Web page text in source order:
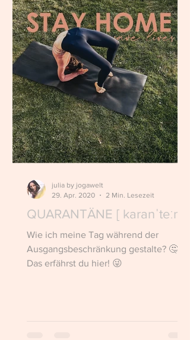
QUARANTÄNE [ karanˈteːnɛ]
Wie ich meine Tag während der
Ausgangsbeschränkung gestalte? 🤔
Das erfährst du hier! 😜
julia by jogawelt
29. Apr. 2020
2 Min. Lesezeit